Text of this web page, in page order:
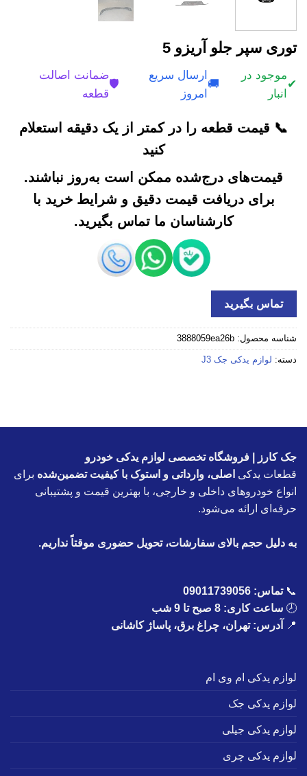
توری سپر جلو آریزو 5
✔
موجود در
انبار
🚚
ارسال سریع
امروز
🛡️
ضمانت اصالت
قطعه
📞 قیمت قطعه را در کمتر از یک دقیقه استعلام
کنید
قیمت‌های درج‌شده ممکن است به‌روز نباشند.
برای دریافت قیمت دقیق و شرایط خرید با
کارشناسان ما تماس بگیرید.
تماس بگیرید
شناسه محصول: 3888059ea26b
دسته: لوازم یدکی جک J3
جک کارز | فروشگاه تخصصی لوازم یدکی خودرو
قطعات یدکی اصلی، وارداتی و استوک با کیفیت تضمین‌شده برای
انواع خودروهای داخلی و خارجی، با بهترین قیمت و پشتیبانی
حرفه‌ای ارائه می‌شود.
به دلیل حجم بالای سفارشات، تحویل حضوری موقتاً نداریم.
📞تماس: 09011739056
🕗 ساعت کاری: 8 صبح تا 9 شب
📍
آدرس: تهران، چراغ برق، پاساژ کاشانی
لوازم یدکی ام وی ام
لوازم یدکی جک
لوازم یدکی جیلی
لوازم یدکی چری